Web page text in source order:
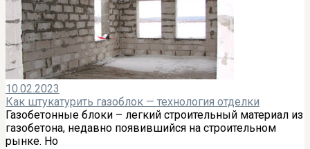
10.02.2023
Как штукатурить газоблок — технология отделки
Газобетонные блоки – легкий строительный материал из
газобетона, недавно появившийся на строительном
рынке. Но